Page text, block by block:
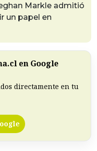
Markle admitió
un papel en
en Google
directamente en tu